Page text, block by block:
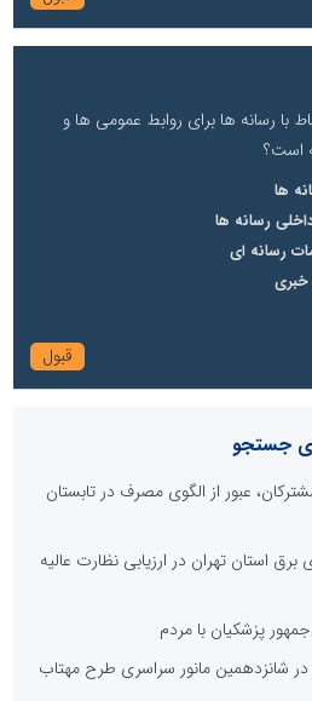
رسانه ها برای روابط عمومی ها و
است؟
ها
رسانه ها
رسانه ای
خبری
جستجو
عبور از الگوی مصرف در تابستان
استان تهران در ارزیابی نظارت عالیه
پزشکیان با مردم
غیرمجاز در شانزدهمین مانور سراسری طرح مهتاب